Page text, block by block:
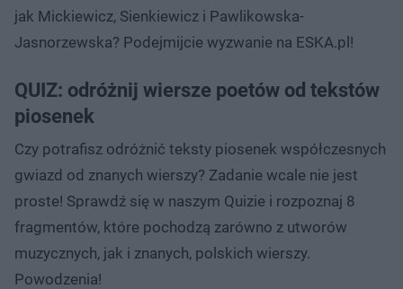
jak Mickiewicz, Sienkiewicz i Pawlikowska-
Jasnorzewska? Podejmijcie wyzwanie na ESKA.pl!
QUIZ: odróżnij wiersze poetów od tekstów
piosenek
Czy potrafisz odróżnić teksty piosenek współczesnych
gwiazd od znanych wierszy? Zadanie wcale nie jest
proste! Sprawdź się w naszym Quizie i rozpoznaj 8
fragmentów, które pochodzą zarówno z utworów
muzycznych, jak i znanych, polskich wierszy.
Powodzenia!